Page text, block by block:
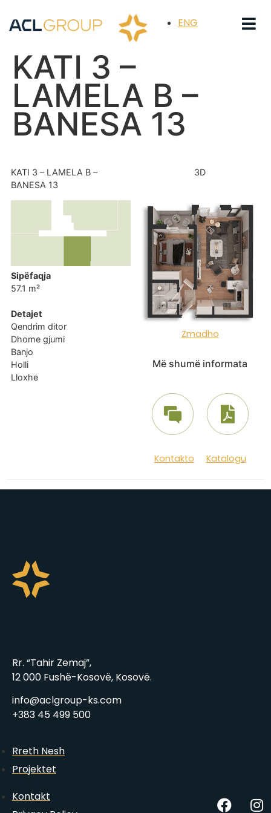
ENG
KATI 3 –
LAMELA B –
BANESA 13
KATI 3 – LAMELA B –
BANESA 13
3D
Sipëfaqja
57.1 m²
Detajet
Qendrim ditor
Dhome gjumi
Banjo
Holli
Lloxhe
Zmadho
Më shumë informata
Kontakto Katalogu
Rr. “Tahir Zemaj”,
12 000 Fushë-Kosovë, Kosovë.
info@aclgroup-ks.com
+383 45 499 500
Rreth Nesh
Projektet
Kontakt